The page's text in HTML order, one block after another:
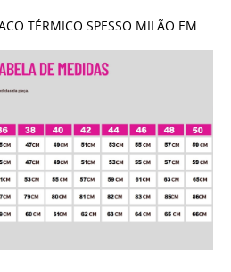
TÉRMICO SPESSO MILÃO EM